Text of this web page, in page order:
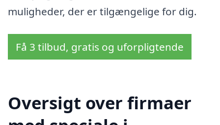
muligheder, der er tilgængelige for dig.
Få 3 tilbud, gratis og uforpligtende
Oversigt over firmaer